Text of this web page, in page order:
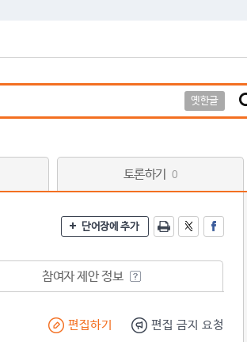
옛한글
토론하기 0
단어장에 추가
참여자 제안 정보
편집하기 편집 금지 요청